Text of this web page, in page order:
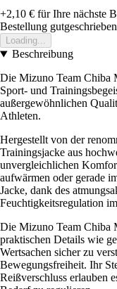
+2,10 € für Ihre nächste
Bestellung gutgeschrieben
Loading...
Beschreibung
Die Mizuno Team Chiba
Sport- und
außergewöhnlichen
Athleten.
Hergestellt von der
Trainingsjacke aus
unvergleichlichen
aufwärmen oder gerade
Jacke, dank des
Feuchtigkeitsregulation
Die Mizuno Team Chiba
praktischen Details wie
Wertsachen sicher zu
Bewegungsfreiheit. Ihr
Reißverschluss erlauben